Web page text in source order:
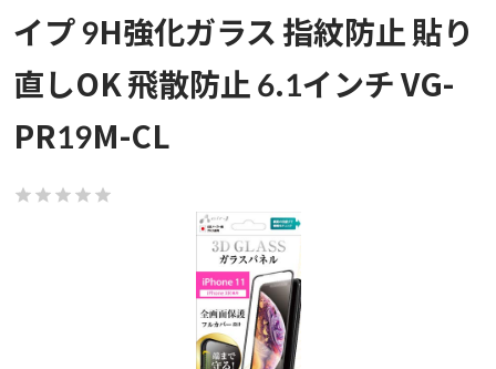
イプ 9H強化ガラス 指紋防止 貼り
直しOK 飛散防止 6.1インチ VG-
PR19M-CL